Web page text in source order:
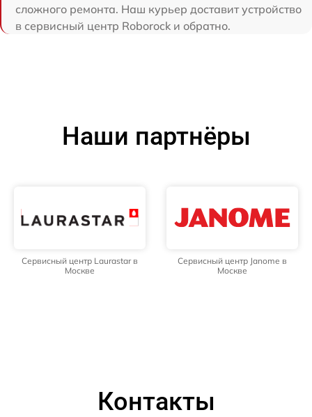
сложного ремонта. Наш курьер доставит устройство
в сервисный центр Roborock и обратно.
Наши партнёры
Сервисный центр Laurastar в
Москве
Сервисный центр Janome в
Москве
Контакты